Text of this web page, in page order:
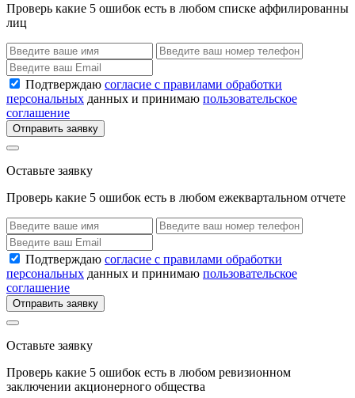
Проверь какие 5 ошибок есть в любом списке аффилированны
лиц
Подтверждаю согласие с правилами обработки
персональных данных и принимаю пользовательское
соглашение
Отправить заявку
Оставьте заявку
Проверь какие 5 ошибок есть в любом ежеквартальном отчете
Подтверждаю согласие с правилами обработки
персональных данных и принимаю пользовательское
соглашение
Отправить заявку
Оставьте заявку
Проверь какие 5 ошибок есть в любом ревизионном
заключении акционерного общества